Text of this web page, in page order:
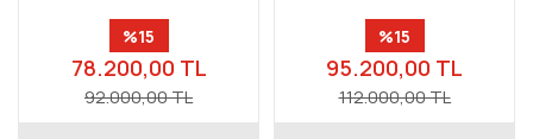
%15
78.200,00 TL
92.000,00 TL
%15
95.200,00 TL
112.000,00 TL